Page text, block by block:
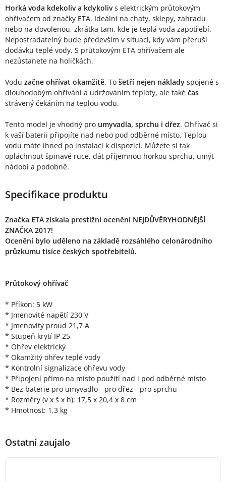
Popis produktu
Horká voda kdekoliv a kdykolivs elektrickým průtokovým
ohřívačem od značky ETA. Ideální na chaty, sklepy, zahradu
nebo na dovolenou, zkrátka tam, kde je teplá voda zapotřebí.
Nepostradatelný bude především v situaci, kdy vám přeruší
dodávku teplé vody. S průtokovým ETA ohřívačem ale
nezůstanete na holičkách.
Vodu začne ohřívat okamžitě. To šetří nejen náklady spojené s
dlouhodobým ohřívání a udržováním teploty, ale také čas
strávený čekáním na teplou vodu.
Tento model je vhodný pro umyvadla, sprchu i dřez. Ohřívač si
k vaší baterii připojíte nad nebo pod odběrné místo. Teplou
vodu máte ihned po instalaci k dispozici. Můžete si tak
opláchnout špinavé ruce, dát příjemnou horkou sprchu, umýt
nádobí a podobně.
Specifikace produktu
Značka ETA získala prestižní ocenění NEJDŮVĚRYHODNĚJŠÍ
ZNAČKA 2017!
Ocenění bylo uděleno na základě rozsáhlého celonárodního
průzkumu tisíce českých spotřebitelů.
Průtokový ohřívač
* Příkon: 5 kW
* Jmenovité napětí 230 V
* Jmenovitý proud 21,7 A
* Stupeň krytí IP 25
* Ohřev elektrický
* Okamžitý ohřev teplé vody
* Kontrolní signalizace ohřevu vody
* Připojení přímo na místo použití nad i pod odběrné místo
* Bez baterie pro umyvadlo - pro dřez - pro sprchu
* Rozměry (v x š x h): 17,5 x 20,4 x 8 cm
* Hmotnost: 1,3 kg
Ostatní zaujalo